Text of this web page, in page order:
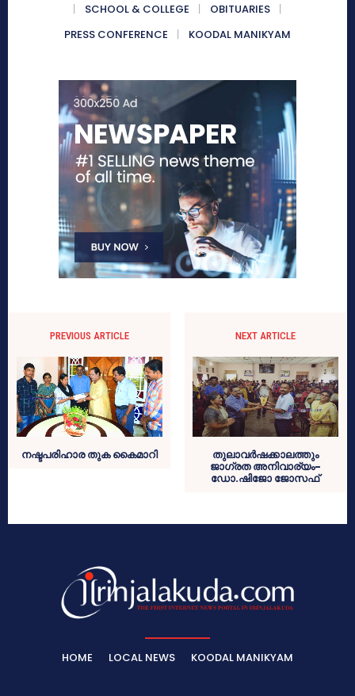
SCHOOL & COLLEGE
OBITUARIES
PRESS CONFERENCE
KOODAL MANIKYAM
PREVIOUS ARTICLE
നഷ്ടപരിഹാര തുക കൈമാറി
NEXT ARTICLE
തുലാവര്‍ഷക്കാലത്തും
ജാഗ്രത അനിവാര്യം-
ഡോ.ഷിജോ ജോസഫ്
HOME LOCAL NEWS KOODAL MANIKYAM